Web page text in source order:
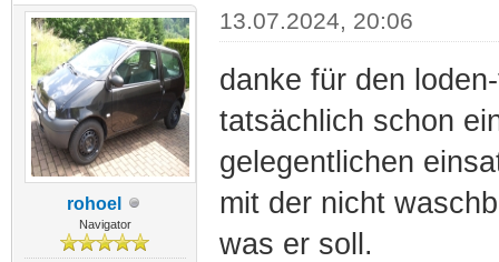
rohoel
Navigator
13.07.2024, 20:06
danke für den
tatsächlich schon
gelegentlichen
mit der nicht
was er soll.